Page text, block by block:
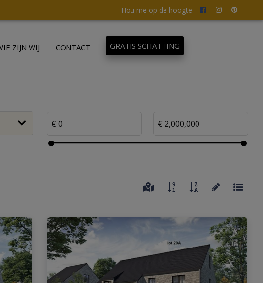
Hou me op de hoogte
ZIJN WIJ CONTACT GRATIS SCHATTING